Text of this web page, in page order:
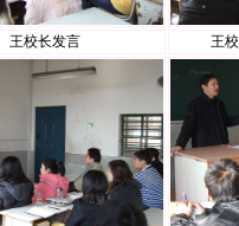
王校长发言 王